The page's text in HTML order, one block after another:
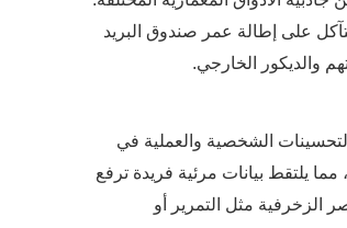
على إطالة عمر صندوق البريد
والديكور الخارجي.
الشخصية والعملية في
يلتقط بيانات مرئية فريدة ترفع
الزخرفية مثل التمرير أو